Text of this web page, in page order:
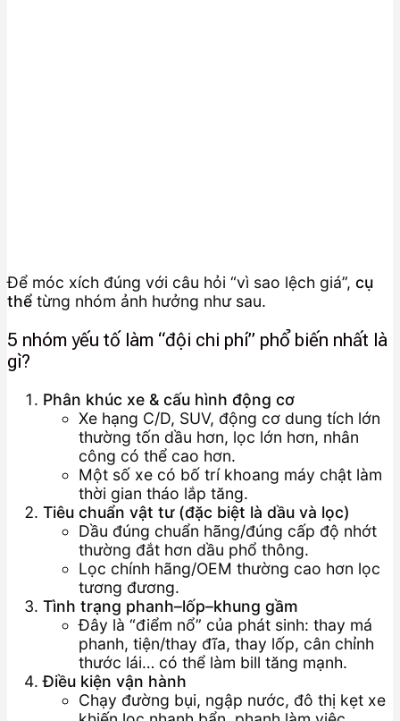
Để móc xích đúng với câu hỏi “vì sao lệch giá”, cụ
thể từng nhóm ảnh hưởng như sau.
5 nhóm yếu tố làm “đội chi phí” phổ biến nhất là
gì?
Phân khúc xe & cấu hình động cơ
Xe hạng C/D, SUV, động cơ dung tích lớn
thường tốn dầu hơn, lọc lớn hơn, nhân
công có thể cao hơn.
Một số xe có bố trí khoang máy chật làm
thời gian tháo lắp tăng.
Tiêu chuẩn vật tư (đặc biệt là dầu và lọc)
Dầu đúng chuẩn hãng/đúng cấp độ nhớt
thường đắt hơn dầu phổ thông.
Lọc chính hãng/OEM thường cao hơn lọc
tương đương.
Tình trạng phanh–lốp–khung gầm
Đây là “điểm nổ” của phát sinh: thay má
phanh, tiện/thay đĩa, thay lốp, cân chỉnh
thước lái… có thể làm bill tăng mạnh.
Điều kiện vận hành
Chạy đường bụi, ngập nước, đô thị kẹt xe